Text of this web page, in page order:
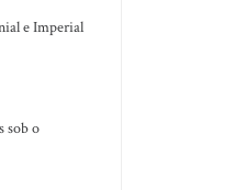
e Imperial
sob o